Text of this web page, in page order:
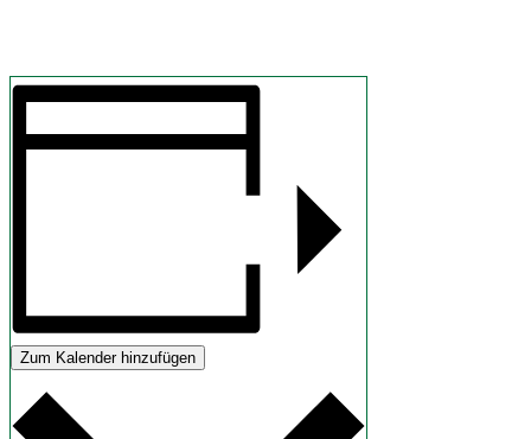
Zum Kalender hinzufügen